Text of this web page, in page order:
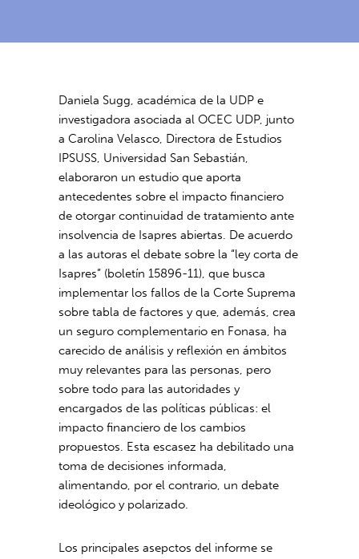
Daniela Sugg, académica de la UDP e
investigadora asociada al OCEC UDP, junto
a Carolina Velasco, Directora de Estudios
IPSUSS, Universidad San Sebastián,
elaboraron un estudio que aporta
antecedentes sobre el impacto financiero
de otorgar continuidad de tratamiento ante
insolvencia de Isapres abiertas. De acuerdo
a las autoras el debate sobre la “ley corta de
Isapres” (boletín 15896-11), que busca
implementar los fallos de la Corte Suprema
sobre tabla de factores y que, además, crea
un seguro complementario en Fonasa, ha
carecido de análisis y reflexión en ámbitos
muy relevantes para las personas, pero
sobre todo para las autoridades y
encargados de las políticas públicas: el
impacto financiero de los cambios
propuestos. Esta escasez ha debilitado una
toma de decisiones informada,
alimentando, por el contrario, un debate
ideológico y polarizado.
Los principales asepctos del informe se